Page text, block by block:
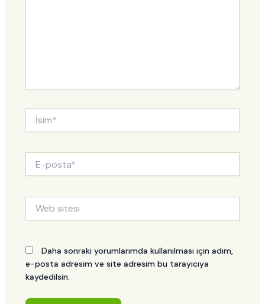
İsim*
posta*
sitesi
Daha sonraki yorumlarımda kullanılması için adım,
e-posta adresim ve site adresim bu tarayıcıya
kaydedilsin.